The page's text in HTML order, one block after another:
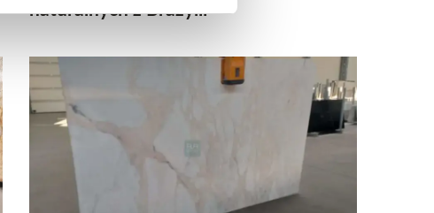
naturalnych z Brazylii